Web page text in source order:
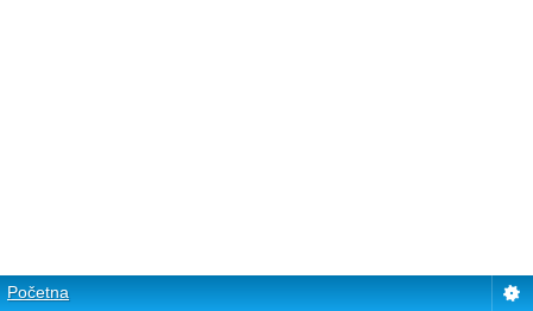
Početna